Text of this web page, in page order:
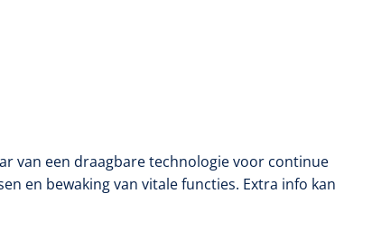
van een draagbare technologie voor continue
en bewaking van vitale functies. Extra info kan